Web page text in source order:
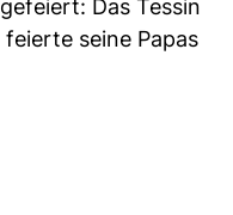
Das Tessin
seine Papas